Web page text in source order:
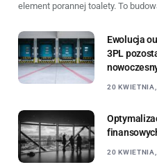
element porannej toalety. To
Ewolucja
3PL
20
20